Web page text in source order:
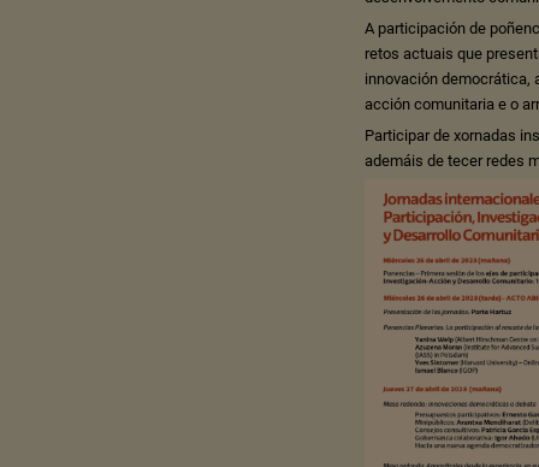
A participación de
retos actuais que
innovación democrática,
acción comunitaria e o
Participar de xornadas
ademáis de tecer redes